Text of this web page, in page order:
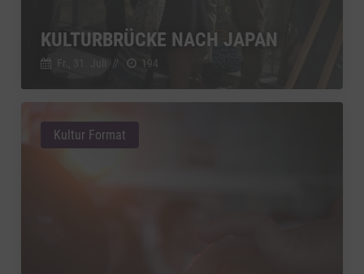
KULTURBRÜCKE NACH JAPAN
Fr., 31. Juli // 194
Kultur Format